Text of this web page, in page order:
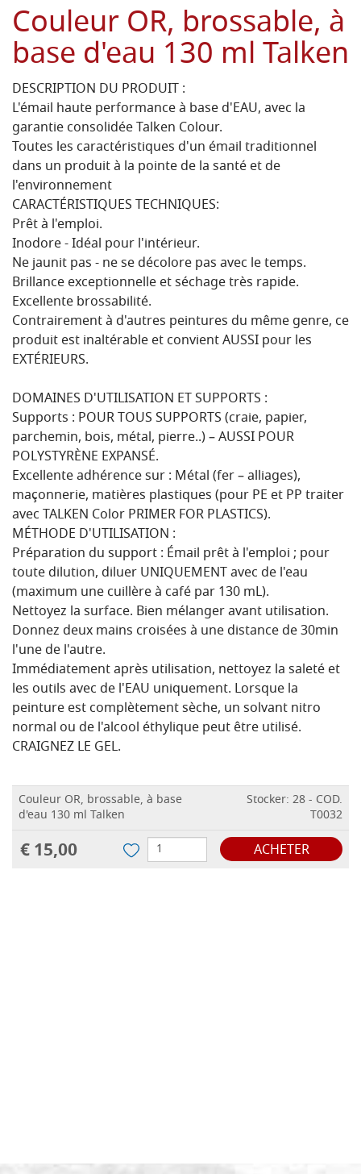
Couleur OR, brossable, à
base d'eau 130 ml Talken
DESCRIPTION DU PRODUIT :
L'émail haute performance à base d'EAU, avec la
garantie consolidée Talken Colour.
Toutes les caractéristiques d'un émail traditionnel
dans un produit à la pointe de la santé et de
l'environnement
CARACTÉRISTIQUES TECHNIQUES:
Prêt à l'emploi.
Inodore - Idéal pour l'intérieur.
Ne jaunit pas - ne se décolore pas avec le temps.
Brillance exceptionnelle et séchage très rapide.
Excellente brossabilité.
Contrairement à d'autres peintures du même genre, ce
produit est inaltérable et convient AUSSI pour les
EXTÉRIEURS.
DOMAINES D'UTILISATION ET SUPPORTS :
Supports : POUR TOUS SUPPORTS (craie, papier,
parchemin, bois, métal, pierre..) – AUSSI POUR
POLYSTYRÈNE EXPANSÉ.
Excellente adhérence sur : Métal (fer – alliages),
maçonnerie, matières plastiques (pour PE et PP traiter
avec TALKEN Color PRIMER FOR PLASTICS).
MÉTHODE D'UTILISATION :
Préparation du support : Émail prêt à l'emploi ; pour
toute dilution, diluer UNIQUEMENT avec de l'eau
(maximum une cuillère à café par 130 mL).
Nettoyez la surface. Bien mélanger avant utilisation.
Donnez deux mains croisées à une distance de 30min
l'une de l'autre.
Immédiatement après utilisation, nettoyez la saleté et
les outils avec de l'EAU uniquement. Lorsque la
peinture est complètement sèche, un solvant nitro
normal ou de l'alcool éthylique peut être utilisé.
CRAIGNEZ LE GEL.
Couleur OR, brossable, à base
d'eau 130 ml Talken
Stocker: 28 - COD.
T0032
€ 15,00 ACHETER